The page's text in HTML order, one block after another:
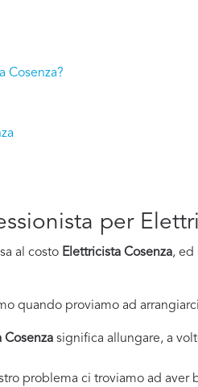
Cosenza?
per
al costo Elettricista Cosenza, ed
quando proviamo ad
Cosenza significa allungare, a
problema ci troviamo ad